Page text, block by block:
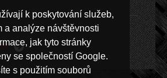
k poskytování služeb,
a analýze návštěvnosti
jak tyto stránky
se společností Google.
s použitím souborů